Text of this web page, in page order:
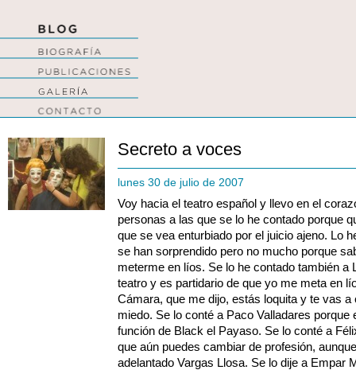
Secreto a voces
lunes 30 de julio de 2007
Voy hacia el teatro español y llevo en el
personas a las que se lo he contado porque
que se vea enturbiado por el juicio ajeno. Lo
se han sorprendido pero no mucho porque
meterme en líos. Se lo he contado también a
teatro y es partidario de que yo me meta en
Cámara, que me dijo, estás loquita y te vas
miedo. Se lo conté a Paco Valladares porque
función de Black el Payaso. Se lo conté a
que aún puedes cambiar de profesión,
adelantado Vargas Llosa. Se lo dije a Empar